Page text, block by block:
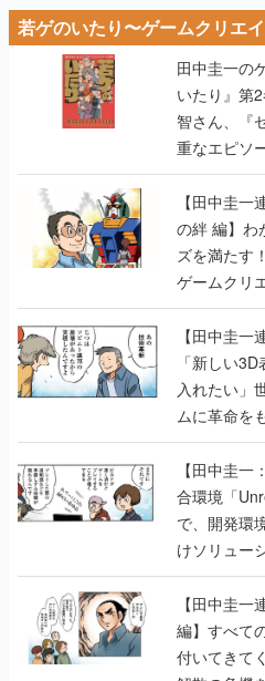
若ゲのいたり〜ゲームクリエ
田中圭一の
いたり』第
智さん、『
重なエピソ
【田中圭一
の絆 編】わ
ズを満たす
ゲームクリ
【若ゲのい
【田中圭一
「新しい
入れたい」
ムに革命を
のいたり】
【田中圭
合環境「
で、開発環
けソリュー
に行って、
【田中圭
編】すべて
付いてきて